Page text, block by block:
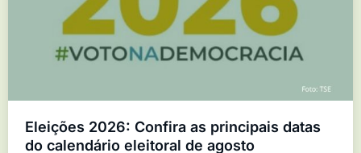
Eleições 2026: Confira as principais datas
do calendário eleitoral de agosto